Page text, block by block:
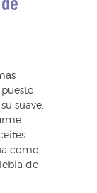
suave,
como
de